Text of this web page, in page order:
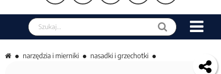
Szukaj w sklepie
narzędzia i mierniki nasadki i grzechotki